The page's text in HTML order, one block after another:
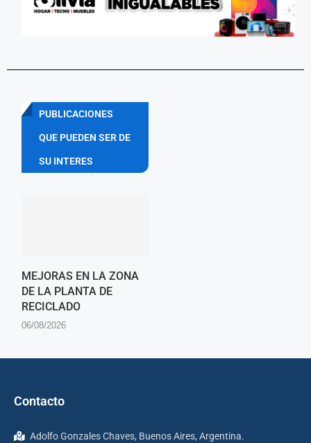
PUBLICACIONES
QUE PUEDEN SER DE
SU INTERES
MEJORAS EN LA ZONA
DE LA PLANTA DE
RECICLADO
06/08/2026
Contacto
Adolfo Gonzales Chaves, Buenos Aires, Argentina.